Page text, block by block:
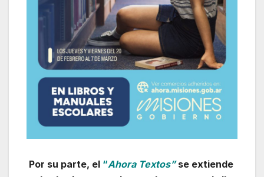
Por su parte, el “Ahora Textos”se extiende